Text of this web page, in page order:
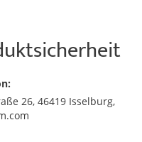
26, 46419 Isselburg,